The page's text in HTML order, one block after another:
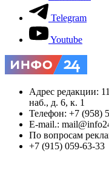
Telegram
Youtube
Адрес редакции:
наб., д. 6, к. 1
Телефон: +7 (958)
E-mail.:
По вопросам
+7 (915) 059-63-33